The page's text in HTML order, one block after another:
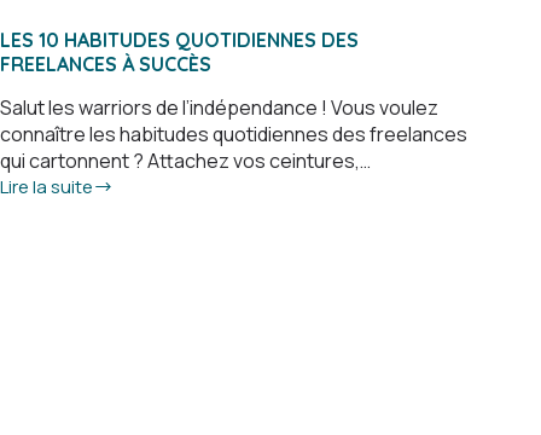
LES 10 HABITUDES QUOTIDIENNES DES
FREELANCES À SUCCÈS
Salut les warriors de l’indépendance ! Vous voulez
connaître les habitudes quotidiennes des freelances
qui cartonnent ? Attachez vos ceintures,…
Lire la suite
Les